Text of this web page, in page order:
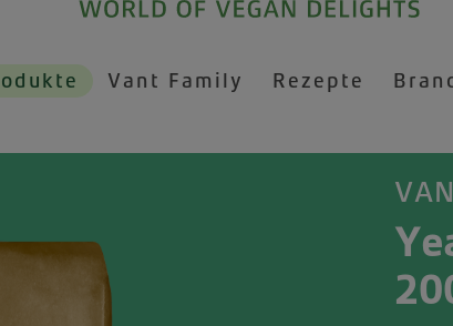
Vant Family Rezepte